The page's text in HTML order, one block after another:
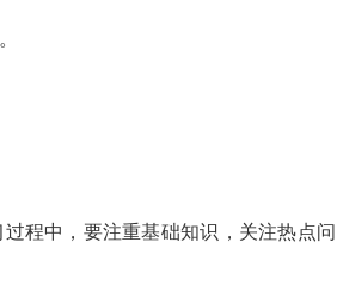
程中，要注重基础知识，关注热点问